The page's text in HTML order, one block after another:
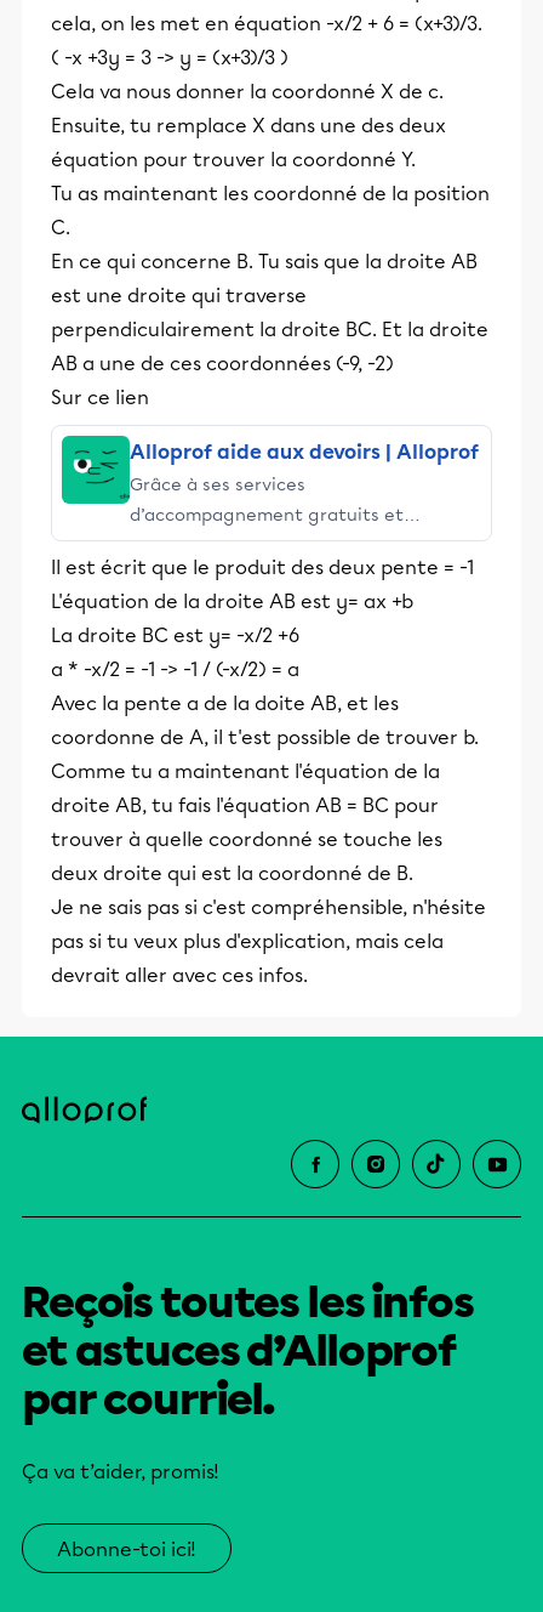
cela, on les met en équation -x/2 + 6 = (x+3)/3.
( -x +3y = 3 -> y = (x+3)/3 )
Cela va nous donner la coordonné X de c.
Ensuite, tu remplace X dans une des deux
équation pour trouver la coordonné Y.
Tu as maintenant les coordonné de la position
C.
En ce qui concerne B. Tu sais que la droite AB
est une droite qui traverse
perpendiculairement la droite BC. Et la droite
AB a une de ces coordonnées (-9, -2)
Sur ce lien
Alloprof aide aux devoirs | Alloprof
Grâce à ses services
d’accompagnement gratuits et
stimulants, Alloprof engage les élèves
et leurs parents dans la réussite
éducative.
Il est écrit que le produit des deux pente = -1
L'équation de la droite AB est y= ax +b
La droite BC est y= -x/2 +6
a * -x/2 = -1 -> -1 / (-x/2) = a
Avec la pente a de la doite AB, et les
coordonne de A, il t'est possible de trouver b.
Comme tu a maintenant l'équation de la
droite AB, tu fais l'équation AB = BC pour
trouver à quelle coordonné se touche les
deux droite qui est la coordonné de B.
Je ne sais pas si c'est compréhensible, n'hésite
pas si tu veux plus d'explication, mais cela
devrait aller avec ces infos.
Reçois toutes les infos
et astuces d’Alloprof
par courriel.
Ça va t’aider, promis!
Abonne-toi ici!